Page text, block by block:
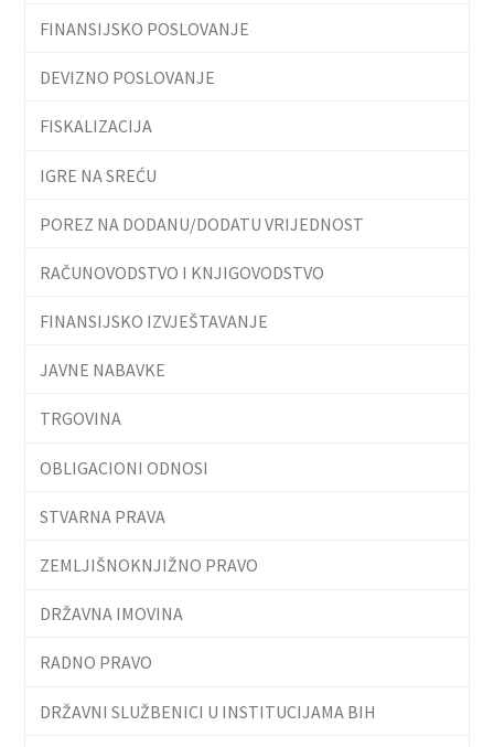
FINANSIJSKO POSLOVANJE
DEVIZNO POSLOVANJE
FISKALIZACIJA
IGRE NA SREĆU
POREZ NA DODANU/DODATU VRIJEDNOST
RAČUNOVODSTVO I KNJIGOVODSTVO
FINANSIJSKO IZVJEŠTAVANJE
JAVNE NABAVKE
TRGOVINA
OBLIGACIONI ODNOSI
STVARNA PRAVA
ZEMLJIŠNOKNJIŽNO PRAVO
DRŽAVNA IMOVINA
RADNO PRAVO
DRŽAVNI SLUŽBENICI U INSTITUCIJAMA BIH